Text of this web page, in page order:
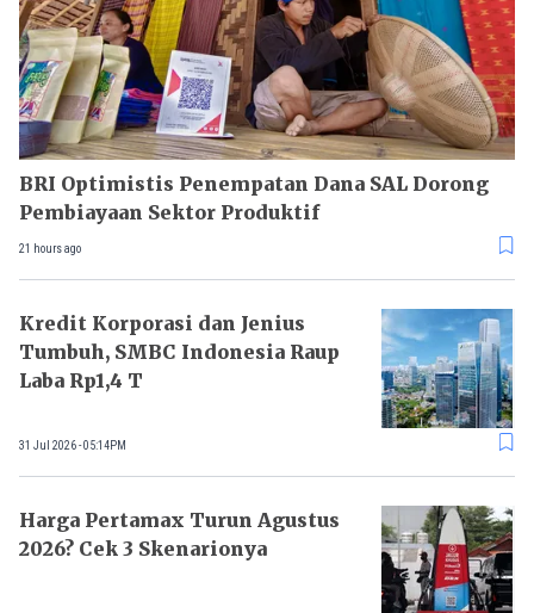
BRI Optimistis Penempatan Dana SAL Dorong
Pembiayaan Sektor Produktif
21 hours ago
Kredit Korporasi dan Jenius
Tumbuh, SMBC Indonesia Raup
Laba Rp1,4 T
31 Jul 2026 - 05:14PM
Harga Pertamax Turun Agustus
2026? Cek 3 Skenarionya